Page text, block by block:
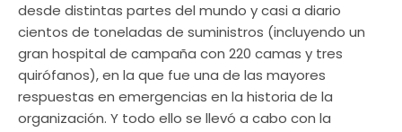
desde distintas partes del mundo y casi a diario
cientos de toneladas de suministros (incluyendo un
gran hospital de campaña con 220 camas y tres
quirófanos), en la que fue una de las mayores
respuestas en emergencias en la historia de la
organización. Y todo ello se llevó a cabo con la